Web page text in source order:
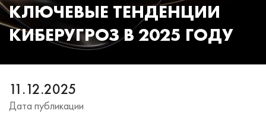
КЛЮЧЕВЫЕ ТЕНДЕНЦИИ
КИБЕРУГРОЗ В 2025 ГОДУ
11.12.2025
Дата публикации